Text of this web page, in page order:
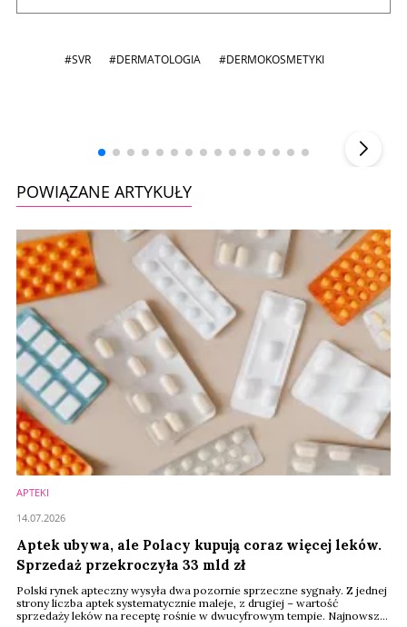
#SVR #DERMATOLOGIA #DERMOKOSMETYKI
POWIĄZANE ARTYKUŁY
APTEKI
Aptek ubywa, ale Polacy kupują coraz więcej leków.
Sprzedaż przekroczyła 33 mld zł
Polski rynek apteczny wysyła dwa pozornie sprzeczne sygnały. Z jednej
strony liczba aptek systematycznie maleje, z drugiej – wartość
sprzedaży leków na receptę rośnie w dwucyfrowym tempie. Najnowsze
14.07.2026